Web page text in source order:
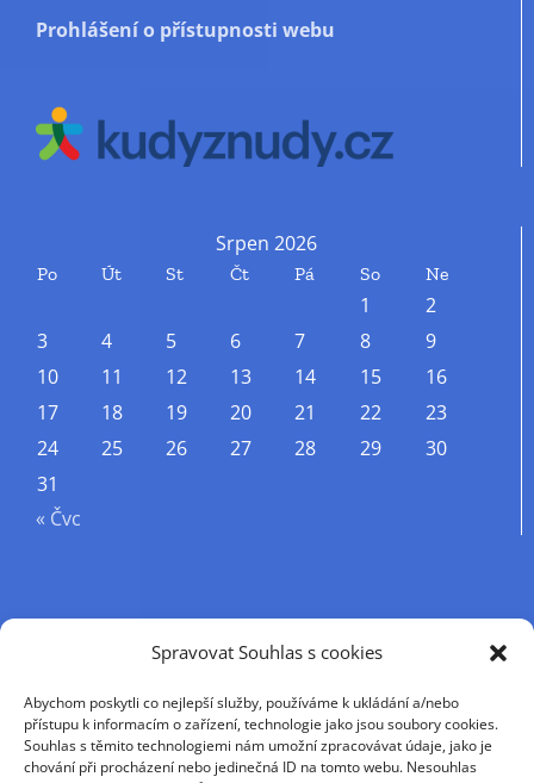
Spravovat Souhlas s cookies
Abychom poskytli co nejlepší služby, používáme k ukládání a/nebo
přístupu k informacím o zařízení, technologie jako jsou soubory cookies.
Souhlas s těmito technologiemi nám umožní zpracovávat údaje, jako je
chování při procházení nebo jedinečná ID na tomto webu. Nesouhlas
Prohlášení o přístupnosti webu
Srpen 2026
Po Út St Čt Pá So Ne
1
2
3
4 5 6 7 8
9
10
11 12 13 14 15
16
17
18 19 20 21 22
23
24
25 26 27 28 29
30
31
« Čvc
Příjmení
Křestní jméno